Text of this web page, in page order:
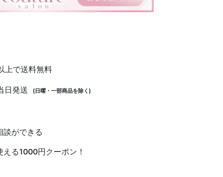
上で送料無料
日発送
(日曜・一部商品を除く)
談ができる
る1000円クーポン！